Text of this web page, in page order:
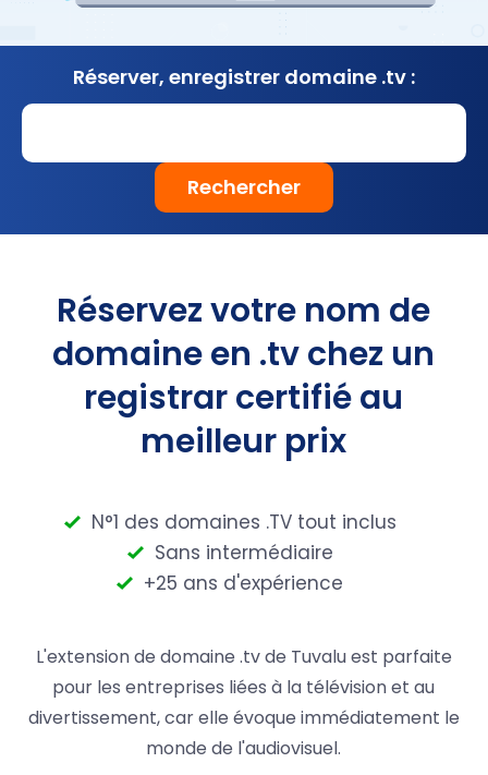
Réserver, enregistrer domaine .tv :
Rechercher
Réservez votre nom de
domaine en .tv chez un
registrar certifié au
meilleur prix
N°1 des domaines .TV tout inclus
Sans intermédiaire
+25 ans d'expérience
L'extension de domaine .tv de Tuvalu est parfaite
pour les entreprises liées à la télévision et au
divertissement, car elle évoque immédiatement le
monde de l'audiovisuel.